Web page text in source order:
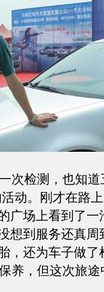
检测，也知道
动。刚才在路
广场上看到了一
想到服务还真周
，还为车子做了
养，但这次旅